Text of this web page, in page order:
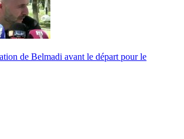
de Belmadi avant le départ pour le